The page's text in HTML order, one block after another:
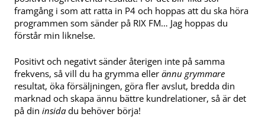
framgång i som att ratta in P4 och hoppas att du ska höra
programmen som sänder på RIX FM… Jag hoppas du
förstår min liknelse.
Positivt och negativt sänder återigen inte på samma
frekvens, så vill du ha grymma eller ännu grymmare
resultat, öka försäljningen, göra fler avslut, bredda din
marknad och skapa ännu bättre kundrelationer, så är det
på din insida du behöver börja!